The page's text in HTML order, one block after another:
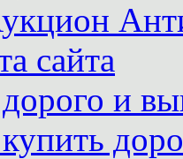
сайта
и